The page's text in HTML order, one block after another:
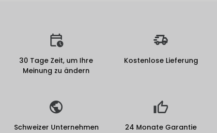
30 Tage Zeit, um Ihre
Meinung zu ändern
Kostenlose Lieferung
Schweizer Unternehmen 24 Monate Garantie